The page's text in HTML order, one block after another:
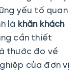
yếu tố quan
là khăn khách
cần thiết
thước đo về
của đơn vị